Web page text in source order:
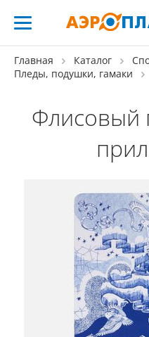
Главная Каталог
Пледы, подушки, гамаки
Флисовый